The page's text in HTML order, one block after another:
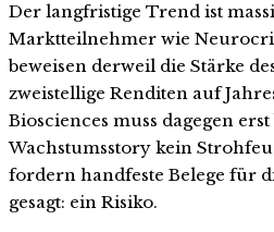
Der langfristige Trend ist
Marktteilnehmer wie
beweisen derweil die Stärke
zweistellige Renditen auf
Biosciences muss dagegen erst
Wachstumsstory kein
fordern handfeste Belege für
gesagt: ein Risiko.